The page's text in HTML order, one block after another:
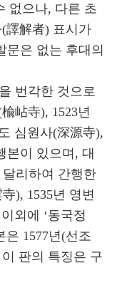
없으나, 다른 초
譯解者) 표시가
문은 없는 후대의
번각한 것으로
岾寺), 1523년
심원사(深源寺),
본이 있으며, 대
리하여 간행한
), 1535년 영변
외에 ‘동국정
은 1577년(선조
판의 특징은 구